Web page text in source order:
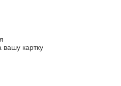
вашу картку